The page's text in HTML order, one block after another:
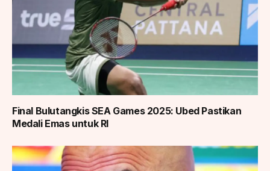
Final Bulutangkis SEA Games 2025: Ubed Pastikan
Medali Emas untuk RI